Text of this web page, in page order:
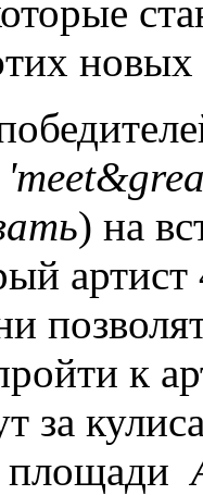
новых
) на
артист
к
за
площади